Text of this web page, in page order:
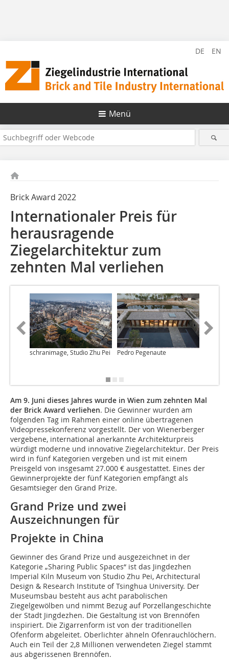
DE EN
Menü
Brick Award 2022
Internationaler Preis für
herausragende
Ziegelarchitektur zum
zehnten Mal verliehen
schranimage, Studio Zhu Pei Pedro Pegenaute
Am 9. Juni dieses Jahres wurde in Wien zum zehnten Mal
der Brick Award verliehen. Die Gewinner wurden am
folgenden Tag im Rahmen einer online übertragenen
Videopressekonferenz vorgestellt. Der von Wienerberger
vergebene, international anerkannte Architekturpreis
würdigt moderne und innovative Ziegelarchitektur. Der Preis
wird in fünf Kategorien vergeben und ist mit einem
Preisgeld von insgesamt 27.000 € ausgestattet. Eines der
Gewinnerprojekte der fünf Kategorien empfängt als
Gesamtsieger den Grand Prize.
Grand Prize und zwei
Auszeichnungen für
Projekte in China
Gewinner des Grand Prize und ausgezeichnet in der
Kategorie „Sharing Public Spaces“ ist das Jingdezhen
Imperial Kiln Museum von Studio Zhu Pei, Architectural
Design & Research Institute of Tsinghua University. Der
Museumsbau besteht aus acht parabolischen
Ziegelgewölben und nimmt Bezug auf Porzellangeschichte
der Stadt Jingdezhen. Die Gestaltung ist von Brennöfen
inspiriert. Die Zigarrenform ist von der traditionellen
Ofenform abgeleitet. Oberlichter ähneln Ofenrauchlöchern.
Auch ein Teil der 2,8 Millionen verwendeten Ziegel stammt
aus abgerissenen Brennöfen.